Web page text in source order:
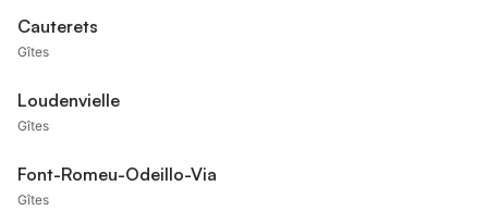
Cauterets
Gîtes
Loudenvielle
Gîtes
Font-Romeu-Odeillo-Via
Gîtes